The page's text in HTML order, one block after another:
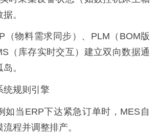
。
（物料需求同步）、PLM（BOM版
（库存实时交互）建立双向数据通
。
统规则引擎
如当ERP下达紧急订单时，MES自
程并调整排产。